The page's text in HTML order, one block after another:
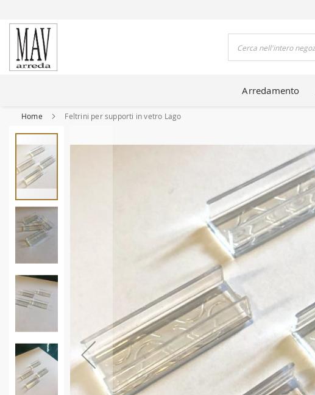
Arredamento
Home Feltrini per supporti in vetro Lago
Vai
alla
fine
della
galleria
di
immagini